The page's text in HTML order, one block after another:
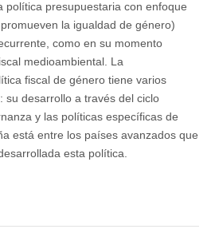
política presupuestaria con enfoque
la igualdad de género)
como en su momento
medioambiental. La
fiscal de género tiene varios
su desarrollo a través del ciclo
y las políticas específicas de
está entre los países avanzados que
esta política.